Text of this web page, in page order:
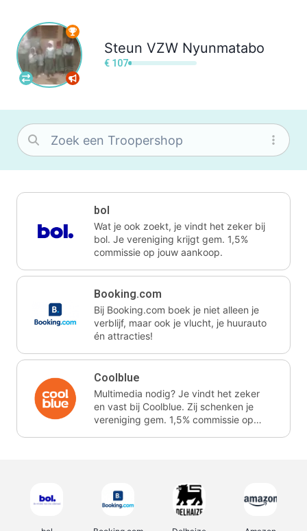
Steun VZW Nyunmatabo
€ 107
bol
Wat je ook zoekt, je vindt het zeker bij
bol. Je vereniging krijgt gem. 1,5%
commissie op jouw aankoop.
Booking.com
Bij Booking.com boek je niet alleen je
verblijf, maar ook je vlucht, je huurauto
én attracties!
Coolblue
Multimedia nodig? Je vindt het zeker
en vast bij Coolblue. Zij schenken je
vereniging gem. 1,5% commissie op